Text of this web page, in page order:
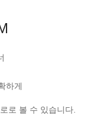
하게
로 볼 수 있습니다.